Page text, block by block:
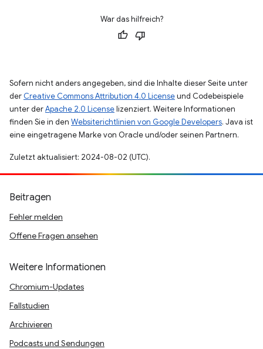
War das hilfreich?
Sofern nicht anders angegeben, sind die Inhalte dieser Seite unter
der Creative Commons Attribution 4.0 Licenseund Codebeispiele
unter derApache 2.0 Licenselizenziert. Weitere Informationen
finden Sie in den Websiterichtlinien von Google Developers. Java ist
eine eingetragene Marke von Oracle und/oder seinen Partnern.
Zuletzt aktualisiert: 2024-08-02 (UTC).
Beitragen
Fehler melden
Offene Fragen ansehen
Weitere Informationen
Chromium-Updates
Fallstudien
Archivieren
Podcasts und Sendungen